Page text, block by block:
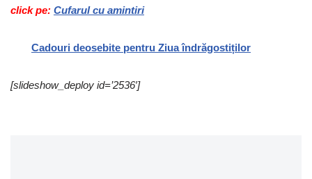
click pe: Cufarul cu amintiri
Cadouri deosebite pentru Ziua îndrăgostiților
[slideshow_deploy id=’2536′]